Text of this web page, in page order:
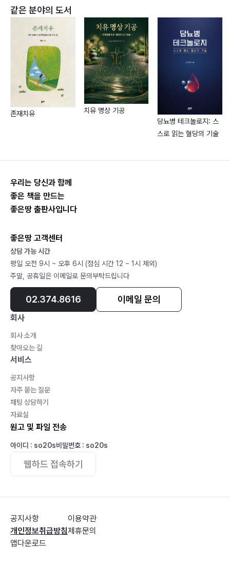
콜레스테롤에 대한 오해 96
저탄고지, 탄수화물 섭취를 줄여라 98
당뇨 100
감미료는 나쁜 것인가? 103
칼슘 패러독스, 그리고 혈관건강 107
오메가3와 식용유 109
베이크치킨, 식용유 114
식이섬유와 변비 118
구연산 129
콜라겐 131
방탄커피에 관하여 133
우유와 버터 137
물엿과 올리고당 140
건강한 술 고르는 기준 142
술 마신 날의 대처 145
영양제 등급표 및 세트구성 148
그래서 뭘 먹는데?(영양제 정리) 153
03. 안 먹어서 지키는 건강
간헐적 단식과 다이어트 158
간헐적 단식과 저탄고지 160
인슐린 수치를 낮게 유지하자 162
간헐적 단식 방법 164
최소 단백질량과 소금 섭취량을 지키면서 단식하라 166
커피와 카페인 섭취를 줄여라 168
04. 운동으로 지키는 건강
운동은 그 누구도 대신 해줄 수 없다 172
습관적인 운동(매우 중요) 180
사우나의 효능 185
같은 분야의 도서
존재치유
치유 명상 기공
당뇨병 테크놀로지: 스
스로 읽는 혈당의 기술
우리는 당신과 함께
좋은 책을 만드는
좋은땅 출판사입니다
좋은땅 고객센터
상담 가능 시간
평일 오전 9시 ~ 오후 6시 (점심 시간 12 ~ 1시 제외)
주말, 공휴일은 이메일로 문의부탁드립니다
02.374.8616 이메일 문의
회사
회사 소개
찾아오는 길
서비스
공지사항
자주 묻는 질문
채팅 상담하기
자료실
원고 및 파일 전송
아이디 : so20s비밀번호 : so20s
웹하드 접속하기
공지사항
개인정보취급방침
앱다운로드
이용약관
제휴문의